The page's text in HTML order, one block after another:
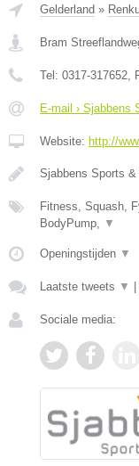
Gelderland »
Bram
Tel: 0317-317652,
E-mail › Sjabbens
Website: http://
Sjabbens Sports
Fitness, Squash,
BodyPump, ▼
Openingstijden ▼
Laatste tweets ▼
Sociale media: